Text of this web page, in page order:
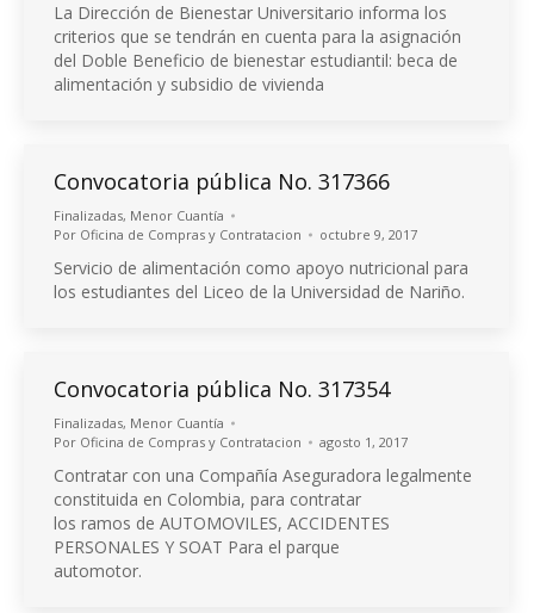
La Dirección de Bienestar Universitario informa los
criterios que se tendrán en cuenta para la asignación
del Doble Beneficio de bienestar estudiantil: beca de
alimentación y subsidio de vivienda
Convocatoria pública No. 317366
Finalizadas, Menor Cuantía
Por Oficina de Compras y Contratacion octubre 9, 2017
Servicio de alimentación como apoyo nutricional para
los estudiantes del Liceo de la Universidad de Nariño.
Convocatoria pública No. 317354
Finalizadas, Menor Cuantía
Por Oficina de Compras y Contratacion agosto 1, 2017
Contratar con una Compañía Aseguradora legalmente
constituida en Colombia, para contratar
los ramos de AUTOMOVILES, ACCIDENTES
PERSONALES Y SOAT Para el parque
automotor.